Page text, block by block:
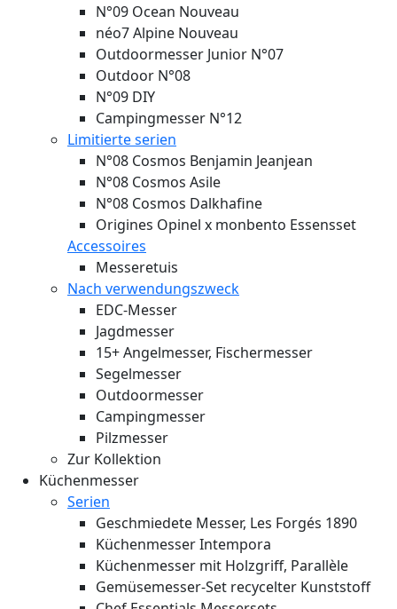
N°09 Ocean Nouveau
néo7 Alpine Nouveau
Outdoormesser Junior N°07
Outdoor N°08
N°09 DIY
Campingmesser N°12
Limitierte serien
N°08 Cosmos Benjamin Jeanjean
N°08 Cosmos Asile
N°08 Cosmos Dalkhafine
Origines Opinel x monbento Essensset
Accessoires
Messeretuis
Nach verwendungszweck
EDC-Messer
Jagdmesser
15+ Angelmesser, Fischermesser
Segelmesser
Outdoormesser
Campingmesser
Pilzmesser
Zur Kollektion
Küchenmesser
Serien
Geschmiedete Messer, Les Forgés 1890
Küchenmesser Intempora
Küchenmesser mit Holzgriff, Parallèle
Gemüsemesser-Set recycelter Kunststoff